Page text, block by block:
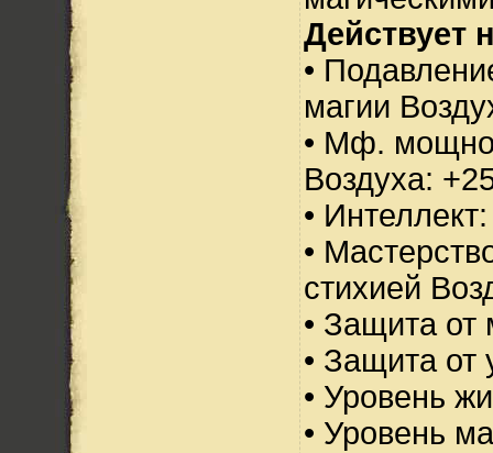
Действует
•
магии
• Мф.
Воздуха:
•
•
стихией
• Защита от
• Защита от
• Уровень
• Уровень